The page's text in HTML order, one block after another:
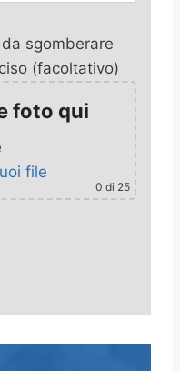
sgomberare
(facoltativo)
foto qui
file
0 di 25